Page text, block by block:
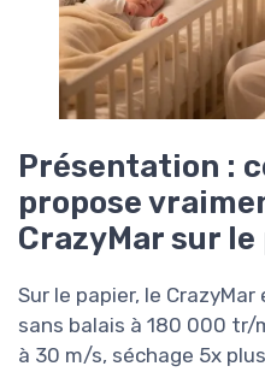
Présentation :
propose
CrazyMar sur
Sur le papier, le
sans balais à 180 000 tr/
à 30 m/s, séchage 5x